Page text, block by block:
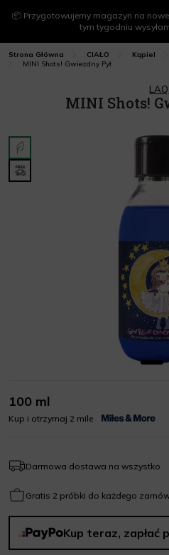
📦 Przygotowujemy magazyn na
tym tygodniu
Strona Główna CIAŁO Kąpiel
MINI Shots! Gwiezdny Pył
LAQ
MINI Shots!
100 ml
Kup i otrzymaj 2 mile
Darmowa dostawa na wszystko
Gratis 2 próbki do każdego
Kup teraz, zapłać